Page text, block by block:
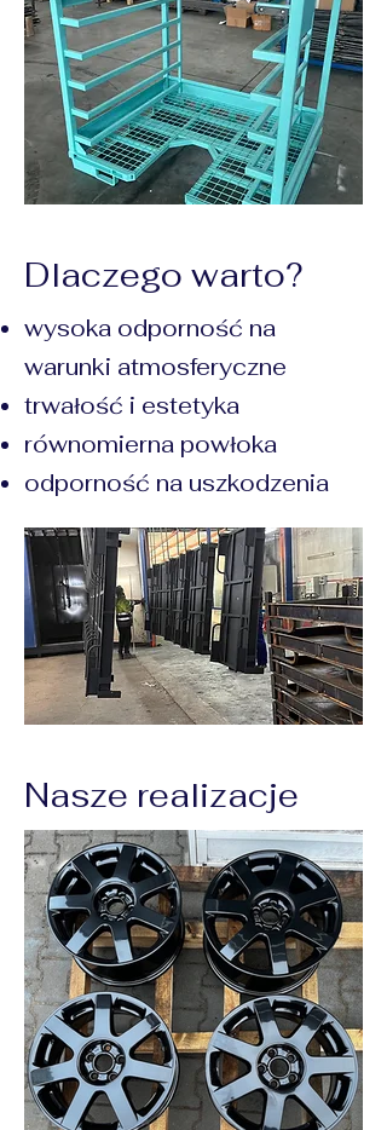
Dlaczego warto?
wysoka odporność na
warunki atmosferyczne
trwałość i estetyka
równomierna powłoka
odporność na uszkodzenia
Nasze realizacje